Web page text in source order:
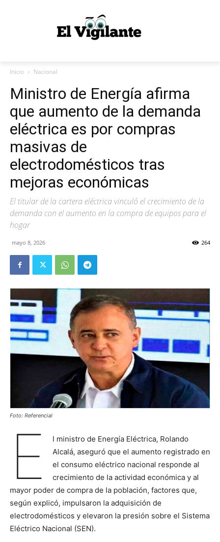
Inicio Nacional
Ministro de Energía afirma
que aumento de la demanda
eléctrica es por compras
masivas de
electrodomésticos tras
mejoras económicas
El titular de la cartera eléctrica vinculó el crecimiento de la
demanda con el aumento en la compra de equipos para el
hogar
mayo 8, 2026 264
Foto: Referencial
E
l ministro de Energía Eléctrica, Rolando
Alcalá, aseguró que el aumento registrado en
el consumo eléctrico nacional responde al
crecimiento de la actividad económica y al
mayor poder de compra de la población, factores que,
según explicó, impulsaron la adquisición de
electrodomésticos y elevaron la presión sobre el Sistema
Eléctrico Nacional (SEN).